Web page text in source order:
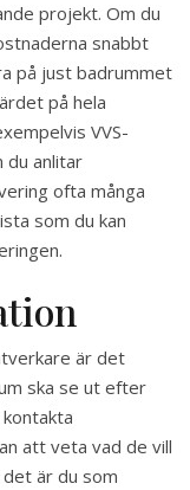
projekt. Om du
snabbt
på just badrummet
på hela
VVS-
du anlitar
ofta många
som du kan
är det
ska se ut efter
att veta vad de vill
är du som